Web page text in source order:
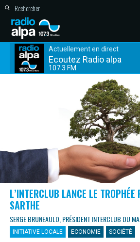
Actuellement en direct
Ecoutez Radio alpa
107.3 FM
L’INTERCLUB LANCE LE TROPHÉE
SARTHE
SERGE BRUNEAULD, PRÉSIDENT INTERCLUB DU
INITIATIVE LOCALE ECONOMIE SOCIÉTÉ